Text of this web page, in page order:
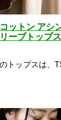
ットン アシ
ーブトッ
トップスは、